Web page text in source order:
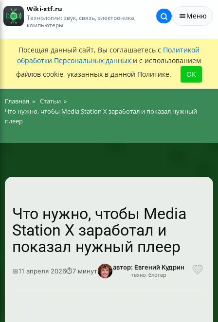
Wiki-xtf.ru
Технологии: звук, связь, электроника,
компьютеры
Меню
Посещая данный сайт, Вы соглашаетесь с Политикой
обработки Персональных данных и с использованием
файлов cookie, указанных в данной Политике.
OK
Главная
Статьи
Что нужно, чтобы Media Station X заработал и показал нужный
плеер
Что нужно, чтобы Media
Station X заработал и
показал нужный плеер
📅11 апреля 2026⏱7 минут автор: Евгений Кудрин
техно-блогер